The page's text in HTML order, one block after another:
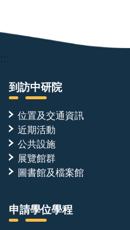
:::
到訪中研院
位置及交通資訊
近期活動
公共設施
展覽館群
圖書館及檔案館
申請學位學程